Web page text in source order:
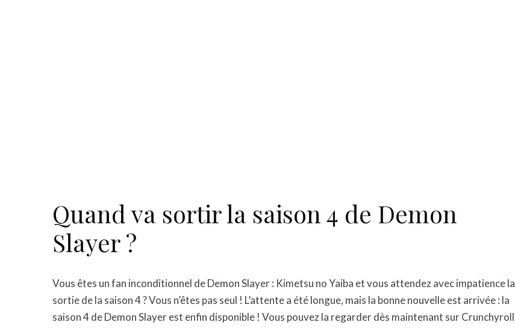
Quand va sortir la saison 4 de Demon
Slayer ?
Vous êtes un fan inconditionnel de Demon Slayer : Kimetsu no Yaiba et vous attendez avec impatience la
sortie de la saison 4 ? Vous n’êtes pas seul ! L’attente a été longue, mais la bonne nouvelle est arrivée : la
saison 4 de Demon Slayer est enfin disponible ! Vous pouvez la regarder dès maintenant sur Crunchyroll